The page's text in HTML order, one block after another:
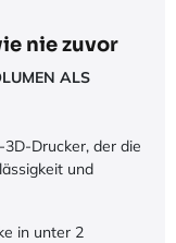
nie zuvor
ALS
Drucker, der die
und
in unter 2